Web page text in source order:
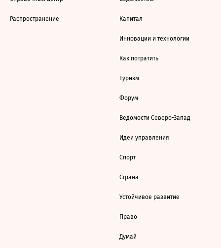
Распространение Капитал
Инновации и технологии
Как потратить
Туризм
Форум
Ведомости Северо-Запад
Идеи управления
Спорт
Страна
Устойчивое развитие
Право
Думай